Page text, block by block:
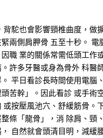
背駝也會影響頸椎曲度，做
兩側肩胛骨 五至十秒。 電
職 業的關係常需低頭工作
許多牙醫或身為骨外 科醫
平日看診長時間使用電腦
苦幹」。因此看診 或手術
或按壓風池穴、舒緩筋骨。
條「龍骨」，消 除肩、頸
自然就會頭清目明，減緩